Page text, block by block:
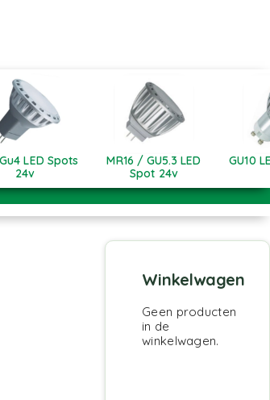
Gu4 LED Spots
24v
MR16 / GU5.3 LED
Spot 24v
GU10
Winkelwagen
Geen producten
in de
winkelwagen.